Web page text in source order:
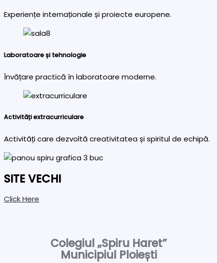
Experiențe internaționale și proiecte europene.
Laboratoare și tehnologie
Învățare practică în laboratoare moderne.
Activități extracurriculare
Activități care dezvoltă creativitatea și spiritul de echipă.
SITE VECHI
Click Here
Colegiul „Spiru Haret”
Municipiul Ploiești